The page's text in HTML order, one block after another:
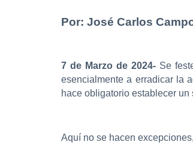
Por: José Carlos
7 de Marzo de 2024- Se
esencialmente a erradicar la
hace obligatorio establecer
Aquí no se hacen